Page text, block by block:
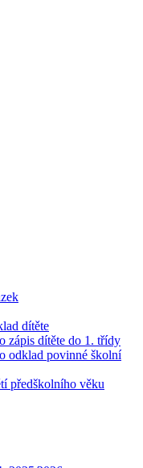
dítěte
zápis dítěte do 1. třídy
odklad povinné školní
předškolního věku